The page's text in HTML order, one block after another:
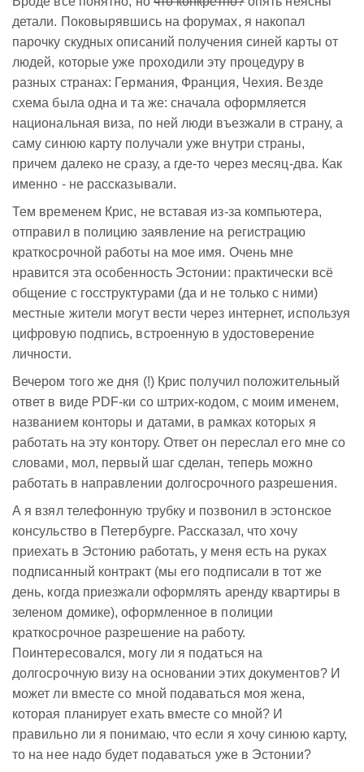
детали. Поковырявшись на форумах, я накопал
парочку скудных описаний получения синей карты от
людей, которые уже проходили эту процедуру в
разных странах: Германия, Франция, Чехия. Везде
схема была одна и та же: сначала оформляется
национальная виза, по ней люди въезжали в страну, а
саму синюю карту получали уже внутри страны,
причем далеко не сразу, а где-то через месяц-два. Как
именно - не рассказывали.
Тем временем Крис, не вставая из-за компьютера,
отправил в полицию заявление на регистрацию
краткосрочной работы на мое имя. Очень мне
нравится эта особенность Эстонии: практически всё
общение с госструктурами (да и не только с ними)
местные жители могут вести через интернет, используя
цифровую подпись, встроенную в удостоверение
личности.
Вечером того же дня (!) Крис получил положительный
ответ в виде PDF-ки со штрих-кодом, с моим именем,
названием конторы и датами, в рамках которых я
работать на эту контору. Ответ он переслал его мне со
словами, мол, первый шаг сделан, теперь можно
работать в направлении долгосрочного разрешения.
А я взял телефонную трубку и позвонил в эстонское
консульство в Петербурге. Рассказал, что хочу
приехать в Эстонию работать, у меня есть на руках
подписанный контракт (мы его подписали в тот же
день, когда приезжали оформлять аренду квартиры в
зеленом домике), оформленное в полиции
краткосрочное разрешение на работу.
Поинтересовался, могу ли я податься на
долгосрочную визу на основании этих документов? И
может ли вместе со мной подаваться моя жена,
которая планирует ехать вместе со мной? И
правильно ли я понимаю, что если я хочу синюю карту,
то на нее надо будет подаваться уже в Эстонии?